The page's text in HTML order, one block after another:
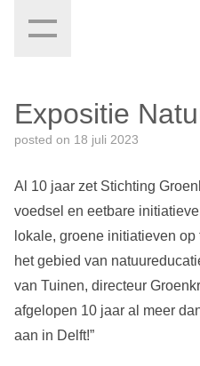
Expositie
posted on 18 juli 2023
Al 10 jaar zet Stichting
voedsel en eetbare
lokale, groene initiatieven
het gebied van
van Tuinen, directeur
afgelopen 10 jaar al meer
aan in Delft!”